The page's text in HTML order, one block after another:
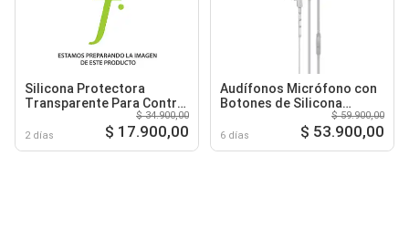
Silicona Protectora
Transparente Para Control
2 días
$ 34.900,00
$ 17.900,00
Audífonos Micrófono con
Botones de Silicona
6 días
$ 59.900,00
$ 53.900,00